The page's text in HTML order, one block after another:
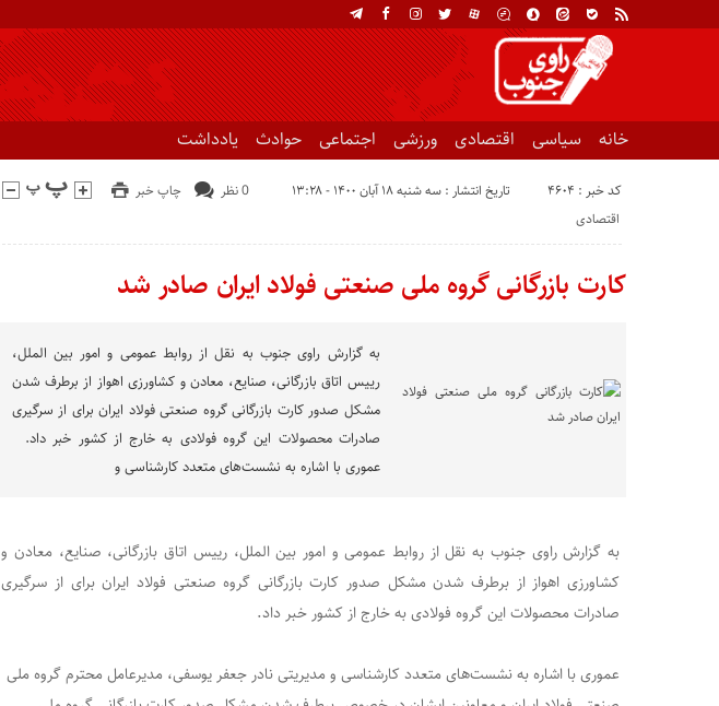
خانه سیاسی اقتصادی ورزشی اجتماعی حوادث یادداشت
کد خبر : 4604 تاریخ انتشار : سه شنبه ۱۸ آبان ۱۴۰۰ - ۱۳:۲۸ چاپ خبر
0 نظر
اقتصادی
کارت بازرگانی گروه ملی صنعتی فولاد ایران صادر شد
به گزارش راوی جنوب به نقل از روابط عمومی و امور بین الملل،
رییس اتاق بازرگانی، صنایع، معادن و کشاورزی اهواز از برطرف شدن
مشکل صدور کارت بازرگانی گروه صنعتی فولاد ایران برای از سرگیری
صادرات محصولات این گروه فولادی به خارج از کشور خبر داد.
عموری با اشاره به نشست‌های متعدد کارشناسی و
به گزارش راوی جنوب به نقل از روابط عمومی و امور بین الملل، رییس اتاق بازرگانی، صنایع، معادن و
کشاورزی اهواز از برطرف شدن مشکل صدور کارت بازرگانی گروه صنعتی فولاد ایران برای از سرگیری
صادرات محصولات این گروه فولادی به خارج از کشور خبر داد.
عموری با اشاره به نشست‌های متعدد کارشناسی و مدیریتی نادر جعفر یوسفی، مدیرعامل محترم گروه ملی